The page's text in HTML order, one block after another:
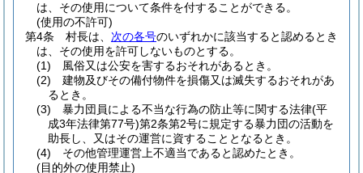
は、その使用について条件を付することができる。
(使用の不許可)
第4条
村長は、 次の各号のいずれかに該当すると認めるとき
は、その使用を許可しないものとする。
(1)
風俗又は公安を害するおそれがあるとき。
(2)
建物及びその備付物件を損傷又は滅失するおそれがあ
るとき。
(3)
暴力団員による不当な行為の防止等に関する法律(平
成3年法律第77号)第2条第2号に規定する暴力団の活動を
助長し、又はその運営に資することとなるとき。
(4)
その他管理運営上不適当であると認めたとき。
(目的外の使用禁止)